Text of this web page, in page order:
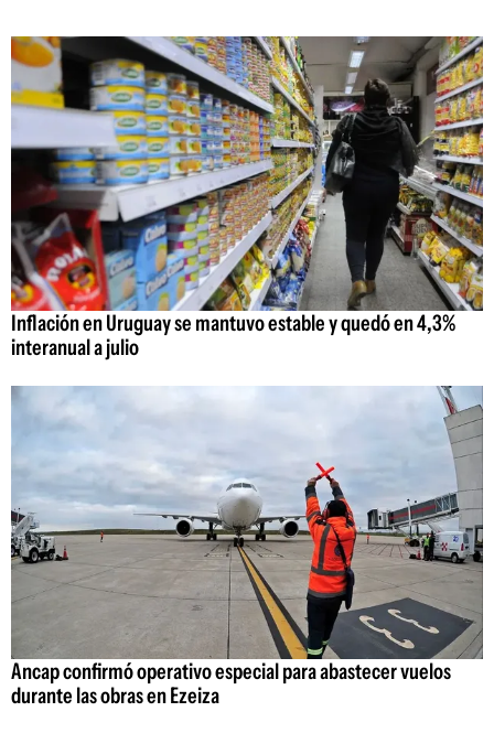
Inflación en Uruguay se mantuvo estable y quedó en 4,3%
interanual a julio
Ancap confirmó operativo especial para abastecer vuelos
durante las obras en Ezeiza